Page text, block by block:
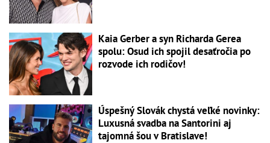
Kaia Gerber a syn Richarda Gerea
spolu: Osud ich spojil desaťročia po
rozvode ich rodičov!
Úspešný Slovák chystá veľké novinky:
Luxusná svadba na Santorini aj
tajomná šou v Bratislave!